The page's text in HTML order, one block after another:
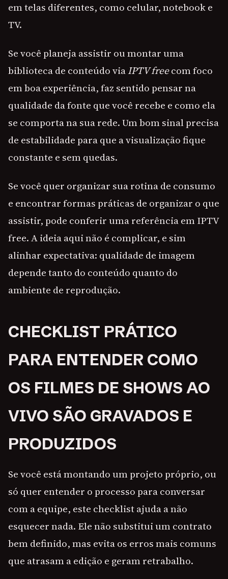
em telas diferentes, como celular, notebook e
TV.
Se você planeja assistir ou montar uma
biblioteca de conteúdo viaIPTV freecom foco
em boa experiência, faz sentido pensar na
qualidade da fonte que você recebe e como ela
se comporta na sua rede. Um bom sinal precisa
de estabilidade para que a visualização fique
constante e sem quedas.
Se você quer organizar sua rotina de consumo
e encontrar formas práticas de organizar o que
assistir, pode conferir uma referência em IPTV
free. A ideia aqui não é complicar, e sim
alinhar expectativa: qualidade de imagem
depende tanto do conteúdo quanto do
ambiente de reprodução.
CHECKLIST PRÁTICO
PARA ENTENDER COMO
OS FILMES DE SHOWS AO
VIVO SÃO GRAVADOS E
PRODUZIDOS
Se você está montando um projeto próprio, ou
só quer entender o processo para conversar
com a equipe, este checklist ajuda a não
esquecer nada. Ele não substitui um contrato
bem definido, mas evita os erros mais comuns
que atrasam a edição e geram retrabalho.